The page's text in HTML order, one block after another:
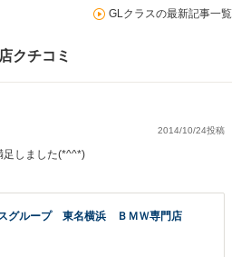
GLクラスの最新記事一覧
クチコミ
2014/10/24投稿
足しました(*^^*)
グループ 東名横浜 ＢＭＷ専門店